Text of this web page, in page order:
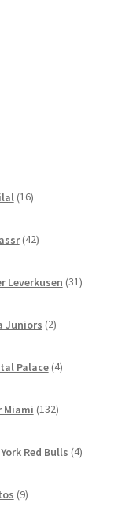
16izdelkov
42izdelkov
Leverkusen 31izdelkov
Juniors 2izdelka
Palace 4izdelki
Miami 132izdelkov
Red Bulls 4izdelki
9izdelkov